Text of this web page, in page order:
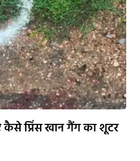
कैसे प्रिंस खान गैंग का शूटर